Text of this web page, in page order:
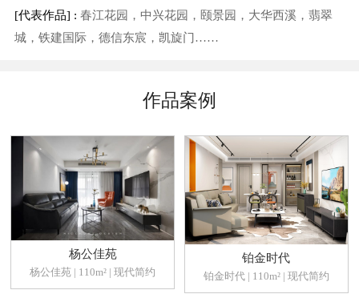
[代表作品] : 春江花园，中兴花园，颐景园，大华西溪，翡翠
城，铁建国际，德信东宸，凯旋门……
作品案例
杨公佳苑
杨公佳苑 | 110m² | 现代简约
铂金时代
铂金时代 | 110m² | 现代简约